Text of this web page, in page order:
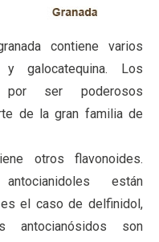
contiene varios
galocatequina. Los
por ser poderosos
de la gran familia de
otros flavonoides.
están
el caso de delfinidol,
antocianósidos son